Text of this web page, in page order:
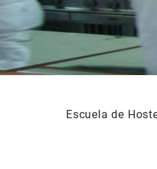
Escuela de